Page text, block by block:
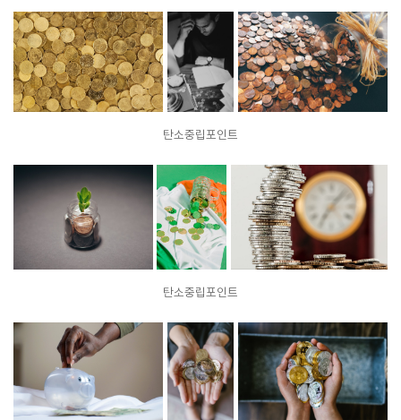
탄소중립포인트
탄소중립포인트